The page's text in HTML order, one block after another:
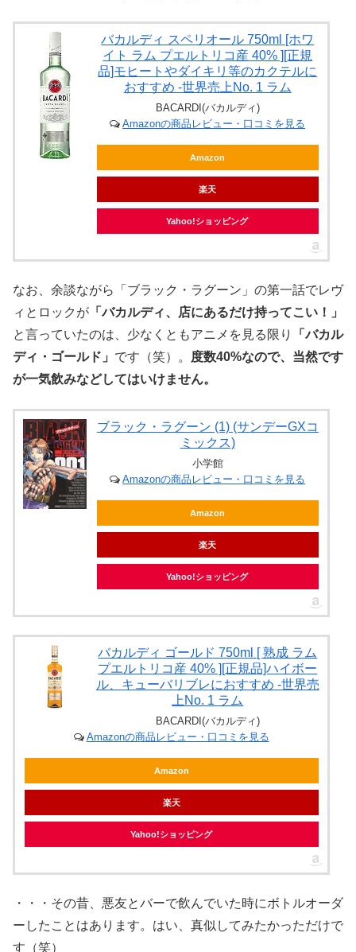
バカルディ スペリオール 750ml [ホワ
イト ラム プエルトリコ産 40% ][正規
品]モヒートやダイキリ等のカクテルに
おすすめ -世界売上No. 1 ラム
BACARDI(バカルディ)
Amazonの商品レビュー・口コミを見る
Amazon
楽天
Yahoo!ショッピング
なお、余談ながら「ブラック・ラグーン」の第一話でレヴ
ィとロックが 「バカルディ、店にあるだけ持ってこい！」
と言っていたのは、少なくともアニメを見る限り
「バカル
ディ・ゴールド」 です（笑）。
度数40%なので、当然です
が一気飲みなどしてはいけません。
ブラック・ラグーン (1) (サンデーGXコ
ミックス)
小学館
Amazonの商品レビュー・口コミを見る
Amazon
楽天
Yahoo!ショッピング
バカルディ ゴールド 750ml [ 熟成 ラム
プエルトリコ産 40% ][正規品]ハイボー
ル、キューバリブレにおすすめ -世界売
上No. 1 ラム
BACARDI(バカルディ)
Amazonの商品レビュー・口コミを見る
Amazon
楽天
Yahoo!ショッピング
・・・その昔、悪友とバーで飲んでいた時にボトルオーダ
ーしたことはあります。はい、真似してみたかっただけで
す（笑）